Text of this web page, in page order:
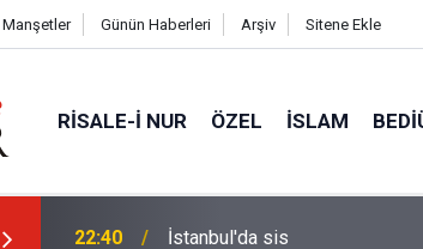
Manşetler Günün Haberleri Arşiv Sitene Ekle
RISALE-I NUR ÖZEL İSLAM
21:18 Biyoloji profesörünün